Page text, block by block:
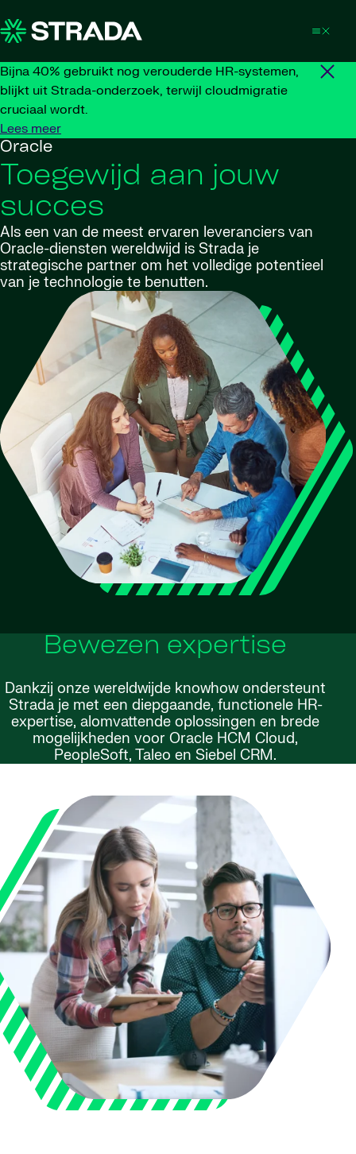
Bijna 40% gebruikt nog verouderde HR-systemen,
blijkt uit Strada-onderzoek, terwijl cloudmigratie
cruciaal wordt.
Lees meer
Oracle
Toegewijd aan jouw
succes
Als een van de meest ervaren leveranciers van
Oracle-diensten wereldwijd is Strada je
strategische partner om het volledige potentieel
van je technologie te benutten.
Bewezen expertise
Dankzij onze wereldwijde knowhow ondersteunt
Strada je met een diepgaande, functionele HR-
expertise, alomvattende oplossingen en brede
mogelijkheden voor Oracle HCM Cloud,
PeopleSoft, Taleo en Siebel CRM.